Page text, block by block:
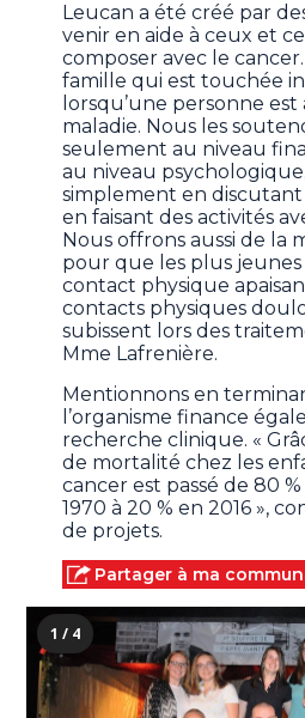
Leucan a été créé par
venir en aide à ceux et
composer avec le
famille qui est touchée
lorsqu’une personne
maladie. Nous les
seulement au niveau
au niveau
simplement en discutant
en faisant des activités
Nous offrons aussi de la
pour que les plus
contact physique
contacts physiques
subissent lors des
Mme Lafrenière.
Mentionnons en
l’organisme finance
recherche clinique. «
de mortalité chez les
cancer est passé de 80
1970 à 20 % en 2016 »,
de projets.
Partager à ma
1 / 4